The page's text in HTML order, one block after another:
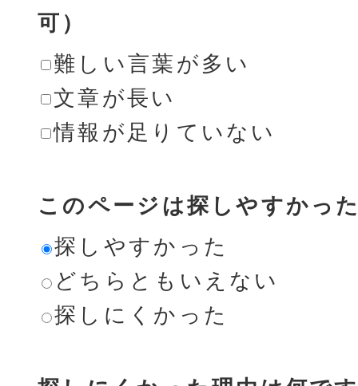
可）
難しい言葉が多い
文章が長い
情報が足りていない
このページは探しやすかっ
探しやすかった
どちらともいえない
探しにくかった